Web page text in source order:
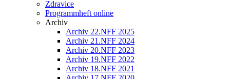
Zdravice
Programmheft online
Archiv
Archiv 22.NFF 2025
Archiv 21.NFF 2024
Archiv 20.NFF 2023
Archiv 19.NFF 2022
Archiv 18.NFF 2021